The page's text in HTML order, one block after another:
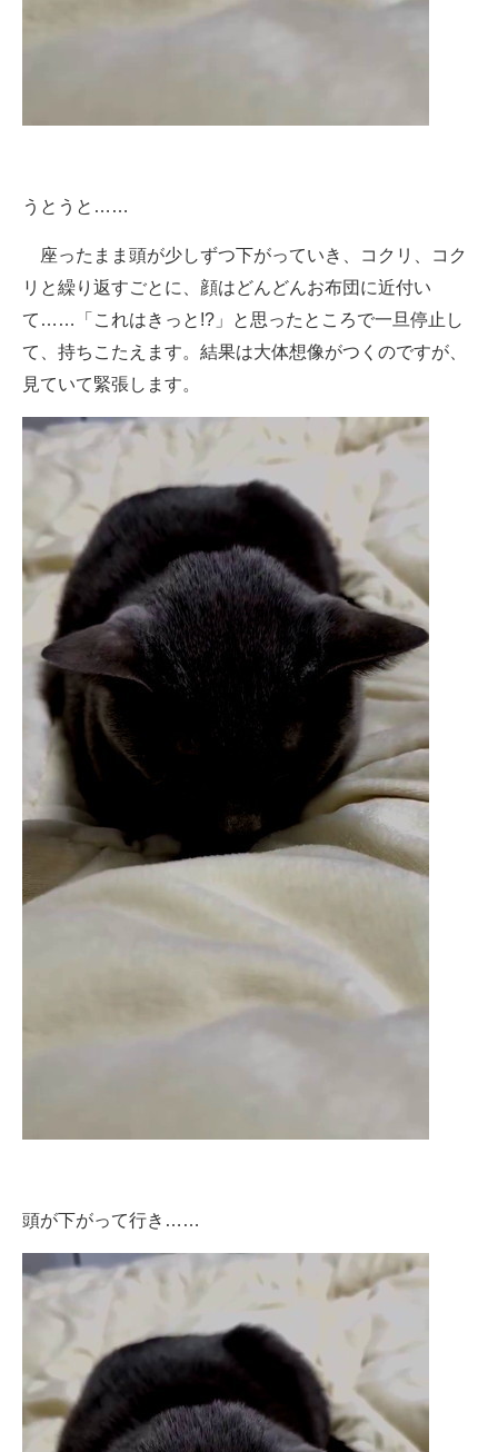
うとうと……
座ったまま頭が少しずつ下がっていき、コクリ、コク
リと繰り返すごとに、顔はどんどんお布団に近付い
て……「これはきっと!?」と思ったところで一旦停止し
て、持ちこたえます。結果は大体想像がつくのですが、
見ていて緊張します。
頭が下がって行き……